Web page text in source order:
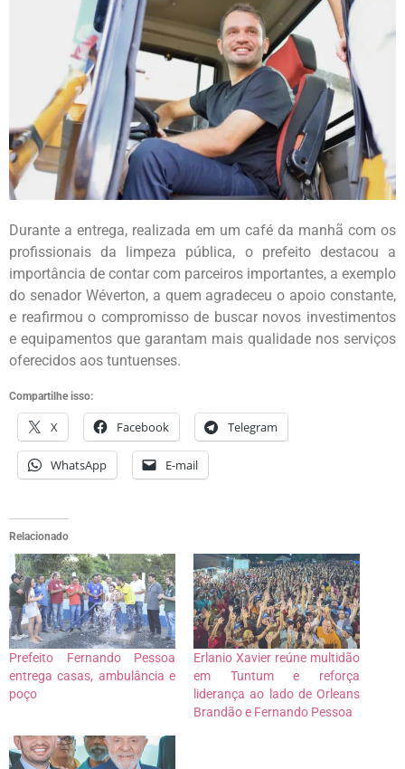
Durante a entrega, realizada em um café da manhã com os
profissionais da limpeza pública, o prefeito destacou a
importância de contar com parceiros importantes, a exemplo
do senador Wéverton, a quem agradeceu o apoio constante,
e reafirmou o compromisso de buscar novos investimentos
e equipamentos que garantam mais qualidade nos serviços
oferecidos aos tuntuenses.
Compartilhe isso:
X Facebook Telegram
WhatsApp E-mail
Relacionado
Prefeito Fernando Pessoa
entrega casas, ambulância e
poço
Erlanio Xavier reúne multidão
em Tuntum e reforça
liderança ao lado de Orleans
Brandão e Fernando Pessoa